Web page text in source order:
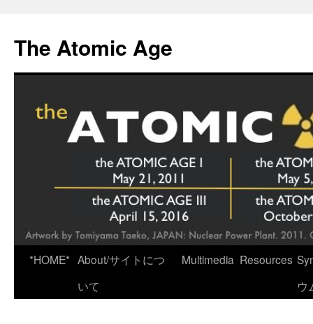
content
The Atomic Age
*HOME* About/サイトにつ
いて
Multimedia Resources
ウ